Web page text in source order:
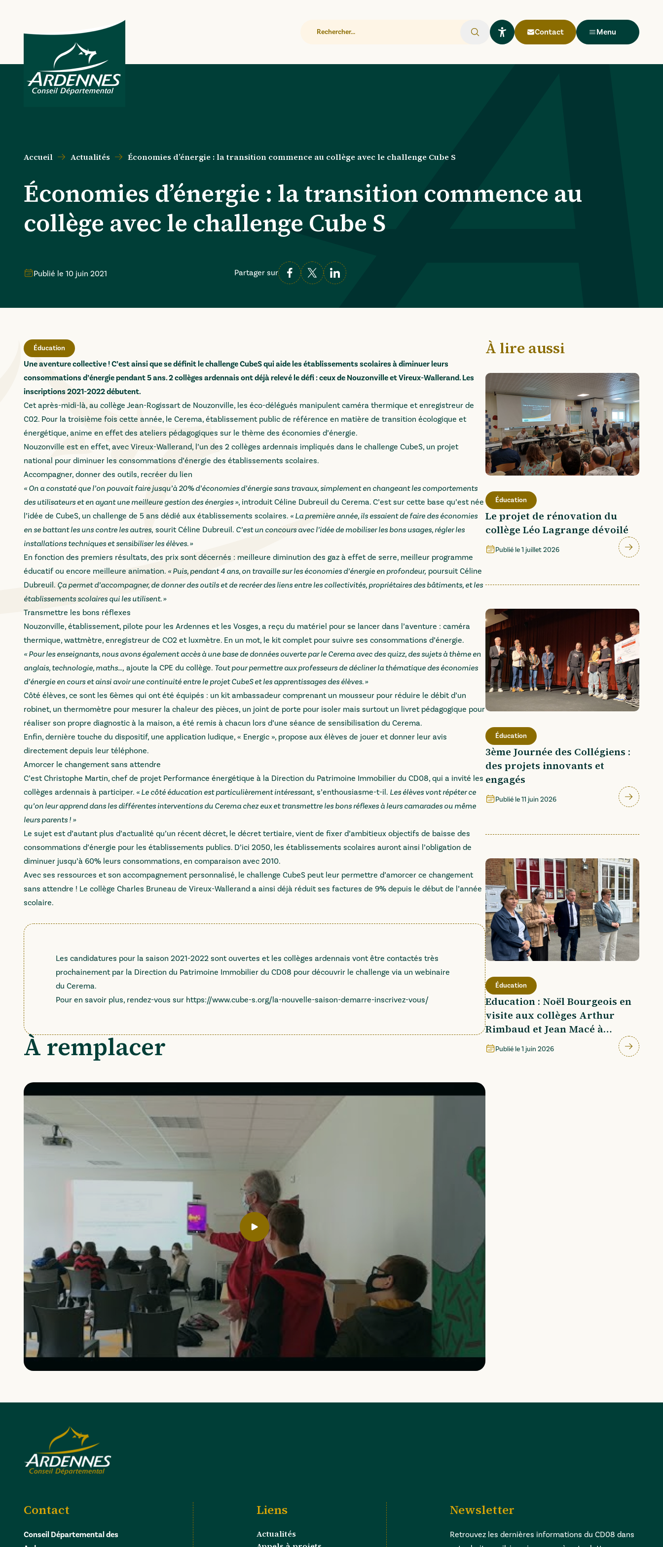
Rechercher
Ouvrir le widget Lisio
Contact Menu
Accueil Actualités Économies d’énergie : la transition commence au collège avec le challenge Cube S
Économies d’énergie : la transition commence au
collège avec le challenge Cube S
Publié le 10 juin 2021 Partager sur
Éducation
Une aventure collective ! C’est ainsi que se définit le challenge CubeS qui aide les établissements scolaires à diminuer leurs
consommations d’énergie pendant 5 ans. 2 collèges ardennais ont déjà relevé le défi : ceux de Nouzonville et Vireux-Wallerand. Les
inscriptions 2021-2022 débutent.
Cet après-midi-là, au collège Jean-Rogissart de Nouzonville, les éco-délégués manipulent caméra thermique et enregistreur de
C02. Pour la troisième fois cette année, le Cerema, établissement public de référence en matière de transition écologique et
énergétique, anime en effet des ateliers pédagogiques sur le thème des économies d’énergie.
Nouzonville est en effet, avec Vireux-Wallerand, l’un des 2 collèges ardennais impliqués dans le challenge CubeS, un projet
national pour diminuer les consommations d’énergie des établissements scolaires.
Accompagner, donner des outils, recréer du lien
« On a constaté que l’on pouvait faire jusqu’à 20% d’économies d’énergie sans travaux, simplement en changeant les comportements
des utilisateurs et en ayant une meilleure gestion des énergies », introduit Céline Dubreuil du Cerema. C’est sur cette base qu’est née
l’idée de CubeS, un challenge de 5 ans dédié aux établissements scolaires. « La première année, ils essaient de faire des économies
en se battant les uns contre les autres, sourit Céline Dubreuil. C’est un concours avec l’idée de mobiliser les bons usages, régler les
installations techniques et sensibiliser les élèves. »
En fonction des premiers résultats, des prix sont décernés : meilleure diminution des gaz à effet de serre, meilleur programme
éducatif ou encore meilleure animation. « Puis, pendant 4 ans, on travaille sur les économies d’énergie en profondeur, poursuit Céline
Dubreuil. Ça permet d’accompagner, de donner des outils et de recréer des liens entre les collectivités, propriétaires des bâtiments, et les
établissements scolaires qui les utilisent. »
Transmettre les bons réflexes
Nouzonville, établissement, pilote pour les Ardennes et les Vosges, a reçu du matériel pour se lancer dans l’aventure : caméra
thermique, wattmètre, enregistreur de CO2 et luxmètre. En un mot, le kit complet pour suivre ses consommations d’énergie.
« Pour les enseignants, nous avons également accès à une base de données ouverte par le Cerema avec des quizz, des sujets à thème en
anglais, technologie, maths…, ajoute la CPE du collège. Tout pour permettre aux professeurs de décliner la thématique des économies
d’énergie en cours et ainsi avoir une continuité entre le projet CubeS et les apprentissages des élèves. »
Côté élèves, ce sont les 6èmes qui ont été équipés : un kit ambassadeur comprenant un mousseur pour réduire le débit d’un
robinet, un thermomètre pour mesurer la chaleur des pièces, un joint de porte pour isoler mais surtout un livret pédagogique pour
réaliser son propre diagnostic à la maison, a été remis à chacun lors d’une séance de sensibilisation du Cerema.
Enfin, dernière touche du dispositif, une application ludique, « Energic », propose aux élèves de jouer et donner leur avis
directement depuis leur téléphone.
Amorcer le changement sans attendre
C’est Christophe Martin, chef de projet Performance énergétique à la Direction du Patrimoine Immobilier du CD08, qui a invité les
collèges ardennais à participer. « Le côté éducation est particulièrement intéressant, s’enthousiasme-t-il. Les élèves vont répéter ce
qu’on leur apprend dans les différentes interventions du Cerema chez eux et transmettre les bons réflexes à leurs camarades ou même
leurs parents ! »
Le sujet est d’autant plus d’actualité qu’un récent décret, le décret tertiaire, vient de fixer d’ambitieux objectifs de baisse des
consommations d’énergie pour les établissements publics. D’ici 2050, les établissements scolaires auront ainsi l’obligation de
diminuer jusqu’à 60% leurs consommations, en comparaison avec 2010.
Avec ses ressources et son accompagnement personnalisé, le challenge CubeS peut leur permettre d’amorcer ce changement
sans attendre ! Le collège Charles Bruneau de Vireux-Wallerand a ainsi déjà réduit ses factures de 9% depuis le début de l’année
scolaire.
Les candidatures pour la saison 2021-2022 sont ouvertes et les collèges ardennais vont être contactés très
prochainement par la Direction du Patrimoine Immobilier du CD08 pour découvrir le challenge via un webinaire
du Cerema.
Pour en savoir plus, rendez-vous sur https://www.cube-s.org/la-nouvelle-saison-demarre-inscrivez-vous/
À remplacer
Lancer la video
À lire aussi
Éducation
Le projet de rénovation du
collège Léo Lagrange dévoilé
Publié le1 juillet 2026
Éducation
3ème Journée des Collégiens :
des projets innovants et
engagés
Publié le11 juin 2026
Éducation
Education : Noël Bourgeois en
visite aux collèges Arthur
Rimbaud et Jean Macé à
Charleville-Mézières
Publié le1 juin 2026
Contact
Conseil Départemental des
Liens
Actualités
Newsletter
Retrouvez les dernières informations du CD08 dans